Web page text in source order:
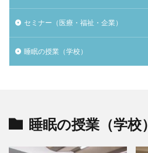
セミナー（医療・福祉・企業）
睡眠の授業（学校）
睡眠の授業（学校）